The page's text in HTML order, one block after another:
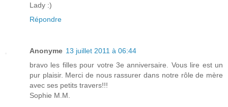
Lady :)
Répondre
Anonyme 13 juillet 2011 à 06:44
bravo les filles pour votre 3e anniversaire. Vous lire est un
pur plaisir. Merci de nous rassurer dans notre rôle de mère
avec ses petits travers!!!
Sophie M.M.